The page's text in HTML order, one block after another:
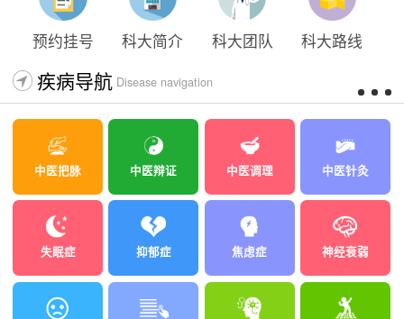
预约挂号 科大简介 科大团队 科大路线
疾病导航 Disease navigation
中医把脉 中医辩证 中医调理 中医针灸
失眠症 抑郁症 焦虑症 神经衰弱